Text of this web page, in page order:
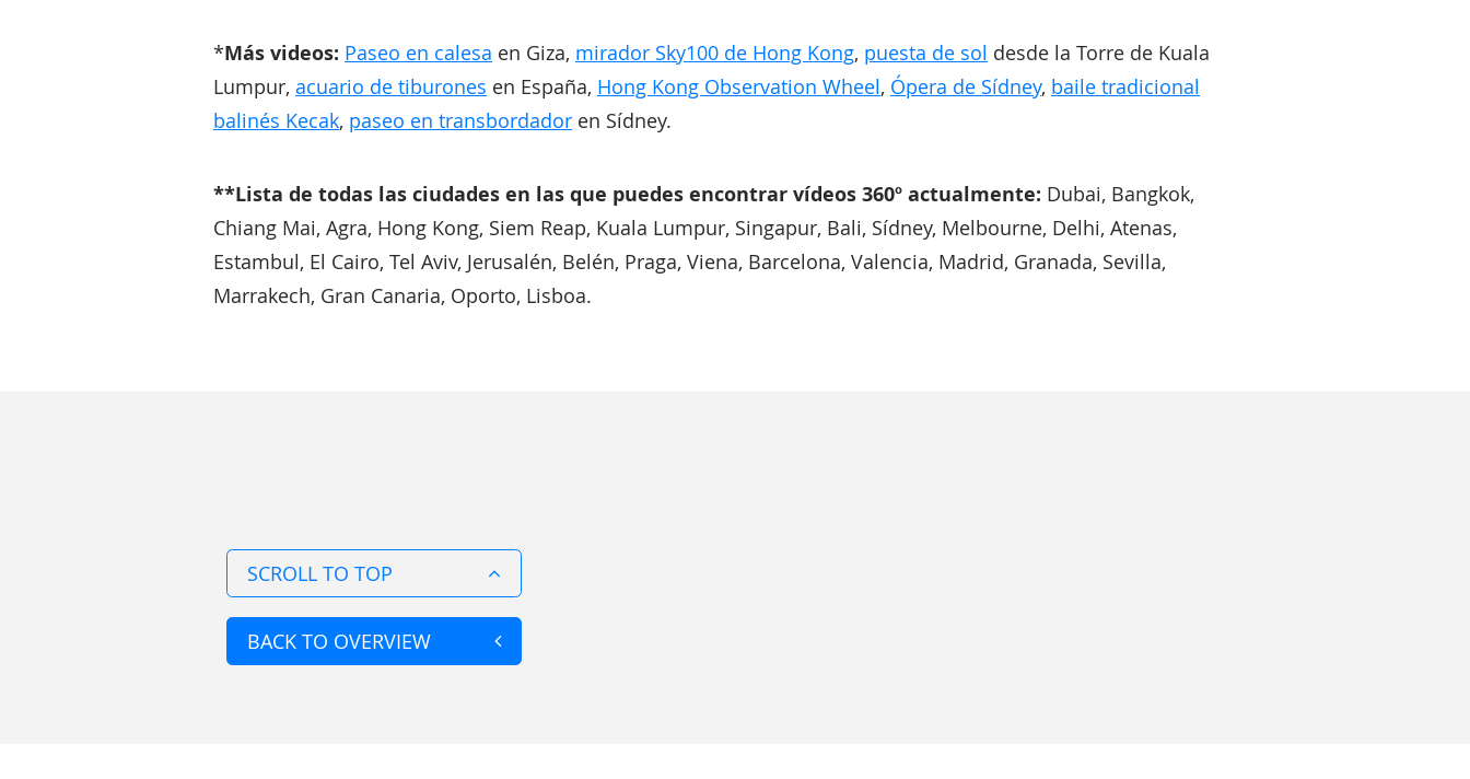
*Más videos: Paseo en calesa en Giza, mirador Sky100 de Hong Kong, puesta de sol desde la Torre de Kuala
Lumpur, acuario de tiburones en España, Hong Kong Observation Wheel, Ópera de Sídney, baile tradicional
balinés Kecak, paseo en transbordador en Sídney.
**Lista de todas las ciudades en las que puedes encontrar vídeos 360º actualmente: Dubai, Bangkok,
Chiang Mai, Agra, Hong Kong, Siem Reap, Kuala Lumpur, Singapur, Bali, Sídney, Melbourne, Delhi, Atenas,
Estambul, El Cairo, Tel Aviv, Jerusalén, Belén, Praga, Viena, Barcelona, Valencia, Madrid, Granada, Sevilla,
Marrakech, Gran Canaria, Oporto, Lisboa.
SCROLL TO TOP
BACK TO OVERVIEW